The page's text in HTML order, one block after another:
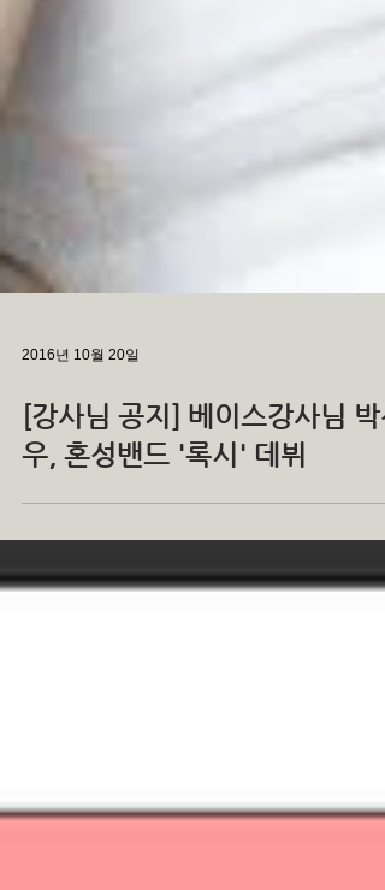
2016년 10월 20일
[강사님 공지] 베이스강사님 박
우, 혼성밴드 '록시' 데뷔